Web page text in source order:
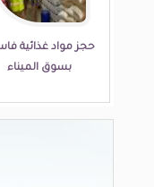
حجز مواد غذائية
بسوق الميناء